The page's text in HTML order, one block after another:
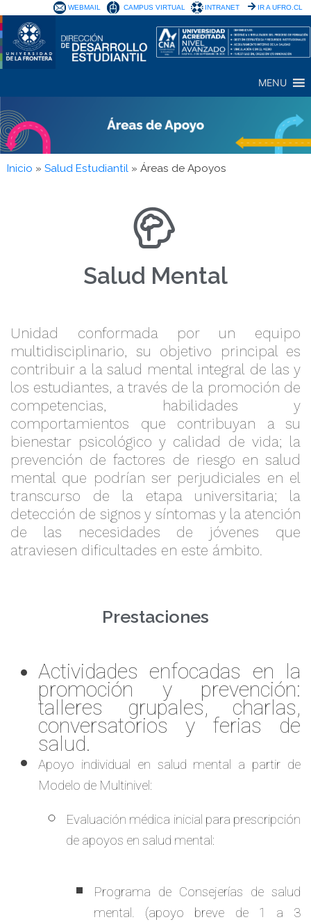
WEBMAIL CAMPUS VIRTUAL INTRANET IR A UFRO.CL
MENU
Inicio » Salud Estudiantil » Áreas de Apoyos
Salud Mental
Unidad conformada por un equipo
multidisciplinario, su objetivo principal es
contribuir a la salud mental integral de las y
los estudiantes, a través de la promoción de
competencias, habilidades y
comportamientos que contribuyan a su
bienestar psicológico y calidad de vida; la
prevención de factores de riesgo en salud
mental que podrían ser perjudiciales en el
transcurso de la etapa universitaria; la
detección de signos y síntomas y la atención
de las necesidades de jóvenes que
atraviesen dificultades en este ámbito.
Prestaciones
Actividades enfocadas en la
promoción y prevención:
talleres grupales, charlas,
conversatorios y ferias de
salud.
Apoyo individual en salud mental a partir de
Modelo de Multinivel:
Evaluación médica inicial para prescripción
de apoyos en salud mental:
Programa de Consejerías de salud
mental. (apoyo breve de 1 a 3